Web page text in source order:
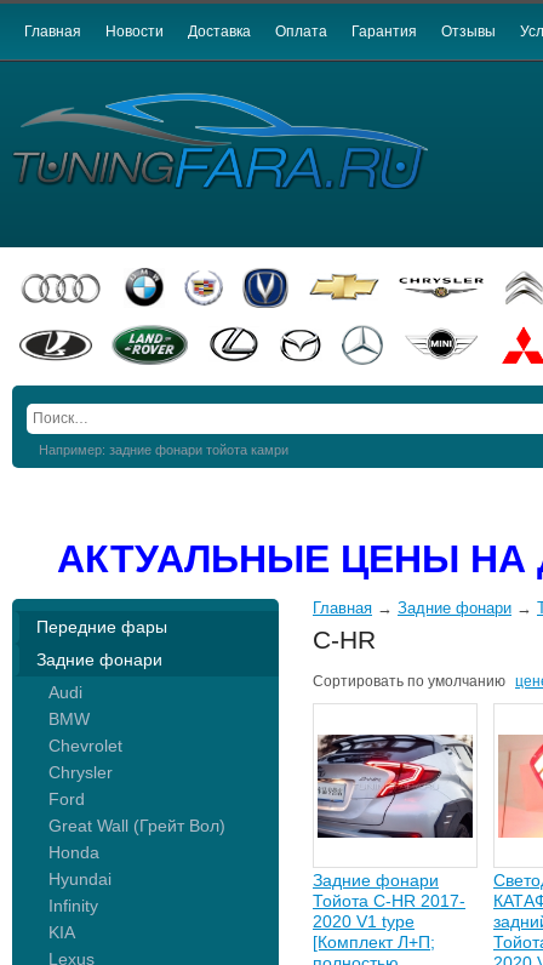
Главная Новости Доставка Оплата Гарантия Отзывы
Например: задние фонари тойота камри
АКТУАЛЬНЫЕ ЦЕНЫ
Передние фары
Задние фонари
Audi
BMW
Chevrolet
Chrysler
Ford
Great Wall (Грейт Вол)
Honda
Hyundai
Infinity
KIA
Lexus
Главная → Задние фонари →
C-HR
Сортировать по умолчанию
Задние фонари
Тойота C-HR 2017-
2020 V1 type
[Комплект Л+П;